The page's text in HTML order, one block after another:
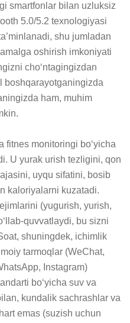
smartfonlar bilan uzluksiz
5.0/5.2 texnologiyasi
shu jumladan
oshirish imkoniyati
cho‘ntagingizdan
boshqarayotganingizda
ham, muhim
fitnes monitoringi bo‘yicha
U yurak urish tezligini, qon
uyqu sifatini, bosib
kaloriyalarni kuzatadi.
(yugurish, yurish,
quvvatlaydi, bu sizni
shuningdek, ichimlik
tarmoqlar (WeChat,
Instagram)
bo‘yicha suv va
kundalik sachrashlar va
emas (suzish uchun